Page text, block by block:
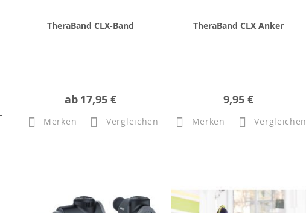
TheraBand CLX-Band
ab 17,95 €
Merken Vergleichen
TheraBand CLX Anker
9,95 €
Merken Vergleichen